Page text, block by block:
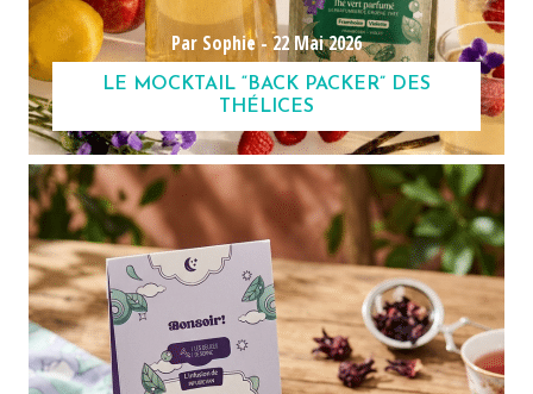
Par Sophie -22 Mai 2026
LE MOCKTAIL “BACK PACKER” DES
THÉLICES